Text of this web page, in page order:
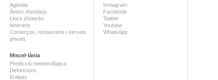
Agenda
Àrees d'esbarjo
Llocs d'interès
Itineraris
Comerços, restaurants i serveis
privats
Miscel·lània
Predicció meteorològica
Defuncions
Entitats
Instagram
Facebook
Twitter
Youtube
WhatsApp